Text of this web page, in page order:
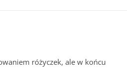
różyczek, ale w końcu